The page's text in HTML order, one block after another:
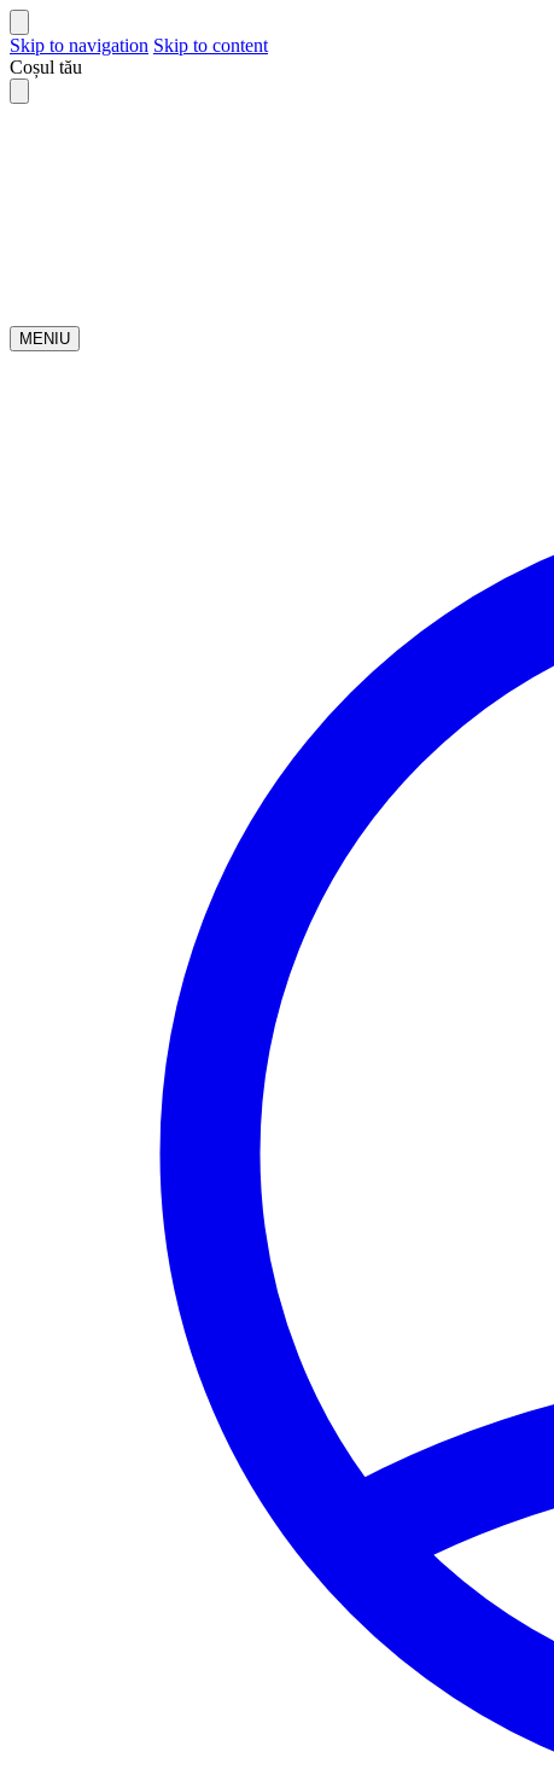
Skip to navigation Skip to content
Coșul tău
MENIU